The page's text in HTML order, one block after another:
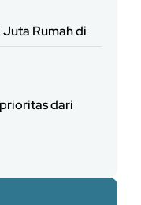
Rumah di
dari